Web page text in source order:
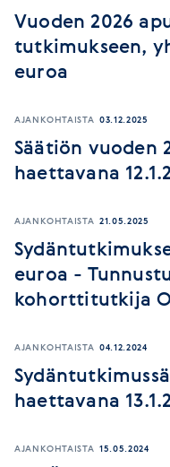
Vuoden 2026
tutkimukseen,
euroa
AJANKOHTAISTA 03.12.2025
Säätiön vuoden
haettavana
AJANKOHTAISTA 21.05.2025
euroa -
kohorttitutkija
AJANKOHTAISTA 04.12.2024
haettavana
AJANKOHTAISTA 15.05.2024